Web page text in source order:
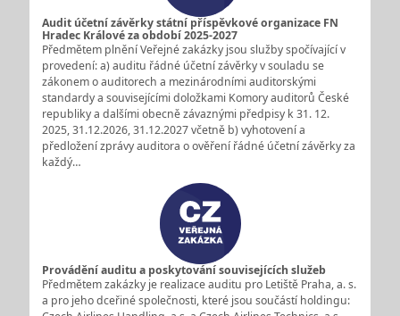
Audit účetní závěrky státní příspěvkové organizace FN
Hradec Králové za období 2025-2027
Předmětem plnění Veřejné zakázky jsou služby spočívající v
provedení: a) auditu řádné účetní závěrky v souladu se
zákonem o auditorech a mezinárodními auditorskými
standardy a souvisejícími doložkami Komory auditorů České
republiky a dalšími obecně závaznými předpisy k 31. 12.
2025, 31.12.2026, 31.12.2027 včetně b) vyhotovení a
předložení zprávy auditora o ověření řádné účetní závěrky za
každý…
Provádění auditu a poskytování souvisejících služeb
Předmětem zakázky je realizace auditu pro Letiště Praha, a. s.
a pro jeho dceřiné společnosti, které jsou součástí holdingu: